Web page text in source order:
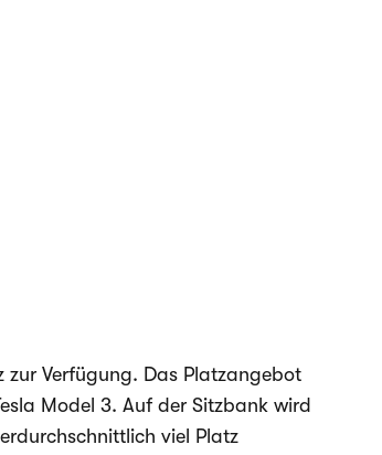
zur Verfügung. Das Platzangebot
Model 3. Auf der Sitzbank wird
viel Platz